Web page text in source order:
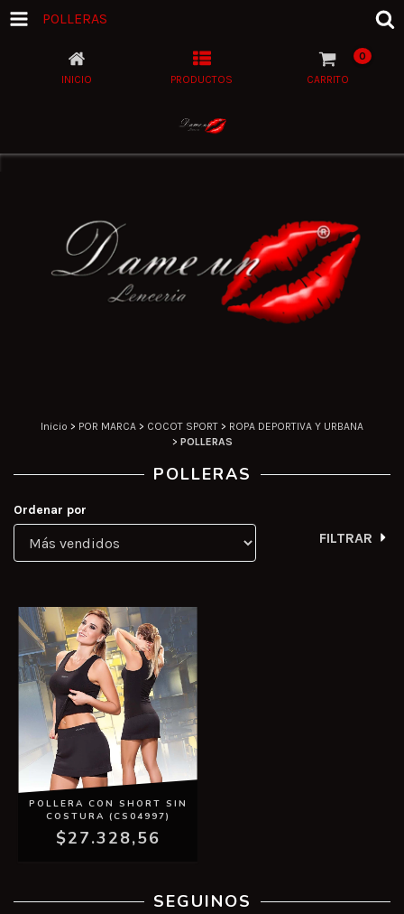
POLLERAS
INICIO PRODUCTOS CARRITO
0
Inicio > POR MARCA > COCOT SPORT > ROPA DEPORTIVA Y URBANA
> POLLERAS
POLLERAS
Ordenar por
FILTRAR
POLLERA CON SHORT SIN
COSTURA (CS04997)
$27.328,56
SEGUINOS